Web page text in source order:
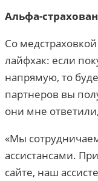
Альфа-
Со
лайфхак: если
напрямую, то
партнеров вы
они мне
«Мы
ассистансами.
сайте, наш